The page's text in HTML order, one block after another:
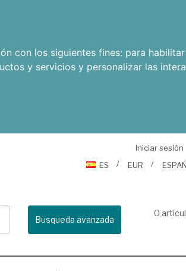
con los siguientes fines: para
y servicios y personalizar las
Iniciar sesión
ES
EUR
Busqueda avanzada
0